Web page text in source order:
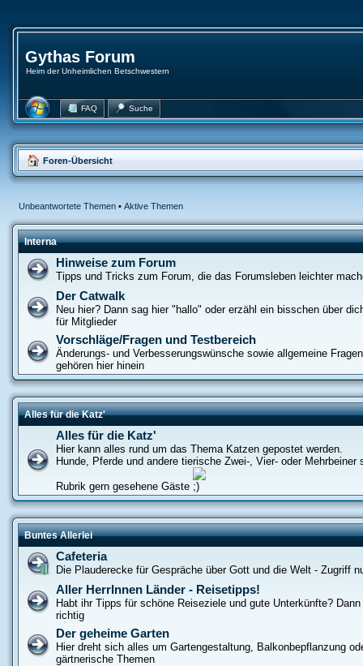
Gythas Forum
Heim der Unheimlichen Betschwestern
FAQ Suche
Foren-Übersicht
Unbeantwortete Themen• Aktive Themen
Interna
Hinweise zum Forum
Tipps und Tricks zum Forum, die das Forumsleben leichter
Der Catwalk
Neu hier? Dann sag hier "hallo" oder erzähl ein bisschen über
für Mitglieder
Vorschläge/Fragen und Testbereich
Änderungs- und Verbesserungswünsche sowie allgemeine
gehören hier hinein
Alles für die Katz'
Alles für die Katz'
Hier kann alles rund um das Thema Katzen gepostet werden.
Hunde, Pferde und andere tierische Zwei-, Vier- oder Mehrbeiner
Rubrik gern gesehene Gäste
Buntes Allerlei
Cafeteria
Die Plauderecke für Gespräche über Gott und die Welt - Zugriff
Aller HerrInnen Länder - Reisetipps!
Habt ihr Tipps für schöne Reiseziele und gute Unterkünfte?
richtig
Der geheime Garten
Hier dreht sich alles um Gartengestaltung, Balkonbepflanzung
gärtnerische Themen